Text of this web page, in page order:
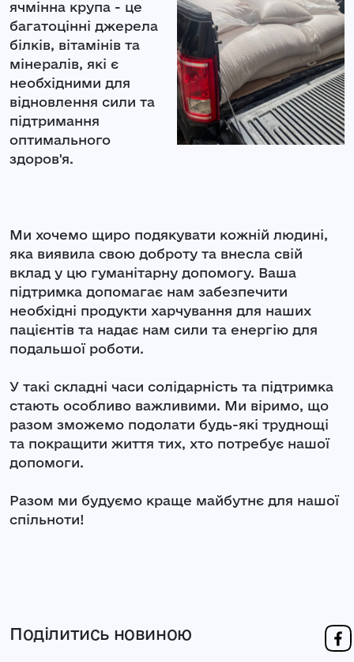
ячмінна крупа - це
багатоцінні джерела
білків, вітамінів та
мінералів, які є
необхідними для
відновлення сили та
підтримання
оптимального
здоров'я.
Ми хочемо щиро подякувати кожній людині,
яка виявила свою доброту та внесла свій
вклад у цю гуманітарну допомогу. Ваша
підтримка допомагає нам забезпечити
необхідні продукти харчування для наших
пацієнтів та надає нам сили та енергію для
подальшої роботи.
У такі складні часи солідарність та підтримка
стають особливо важливими. Ми віримо, що
разом зможемо подолати будь-які труднощі
та покращити життя тих, хто потребує нашої
допомоги.
Разом ми будуємо краще майбутнє для нашої
спільноти!
Поділитись новиною